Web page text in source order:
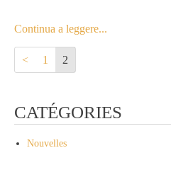
Continua a leggere...
< 1 2
CATÉGORIES
Nouvelles